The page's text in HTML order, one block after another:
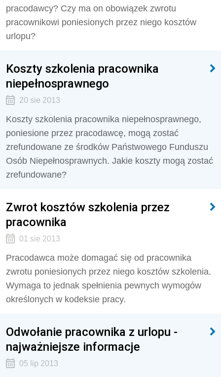
pracodawcy? Czy ma on obowiązek zwrotu
pracownikowi poniesionych przez niego kosztów
urlopu?
Koszty szkolenia pracownika
niepełnosprawnego
20 sie 2013
Koszty szkolenia pracownika niepełnosprawnego,
poniesione przez pracodawcę, mogą zostać
zrefundowane ze środków Państwowego Funduszu
Osób Niepełnosprawnych. Jakie koszty mogą zostać
zrefundowane?
Zwrot kosztów szkolenia przez
pracownika
01 sie 2013
Pracodawca może domagać się od pracownika
zwrotu poniesionych przez niego kosztów szkolenia.
Wymaga to jednak spełnienia pewnych wymogów
określonych w kodeksie pracy.
Odwołanie pracownika z urlopu -
najważniejsze informacje
05 lip 2013